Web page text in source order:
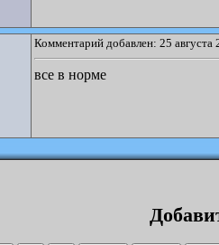
Комментарий добавлен: 25 августа
все в норме